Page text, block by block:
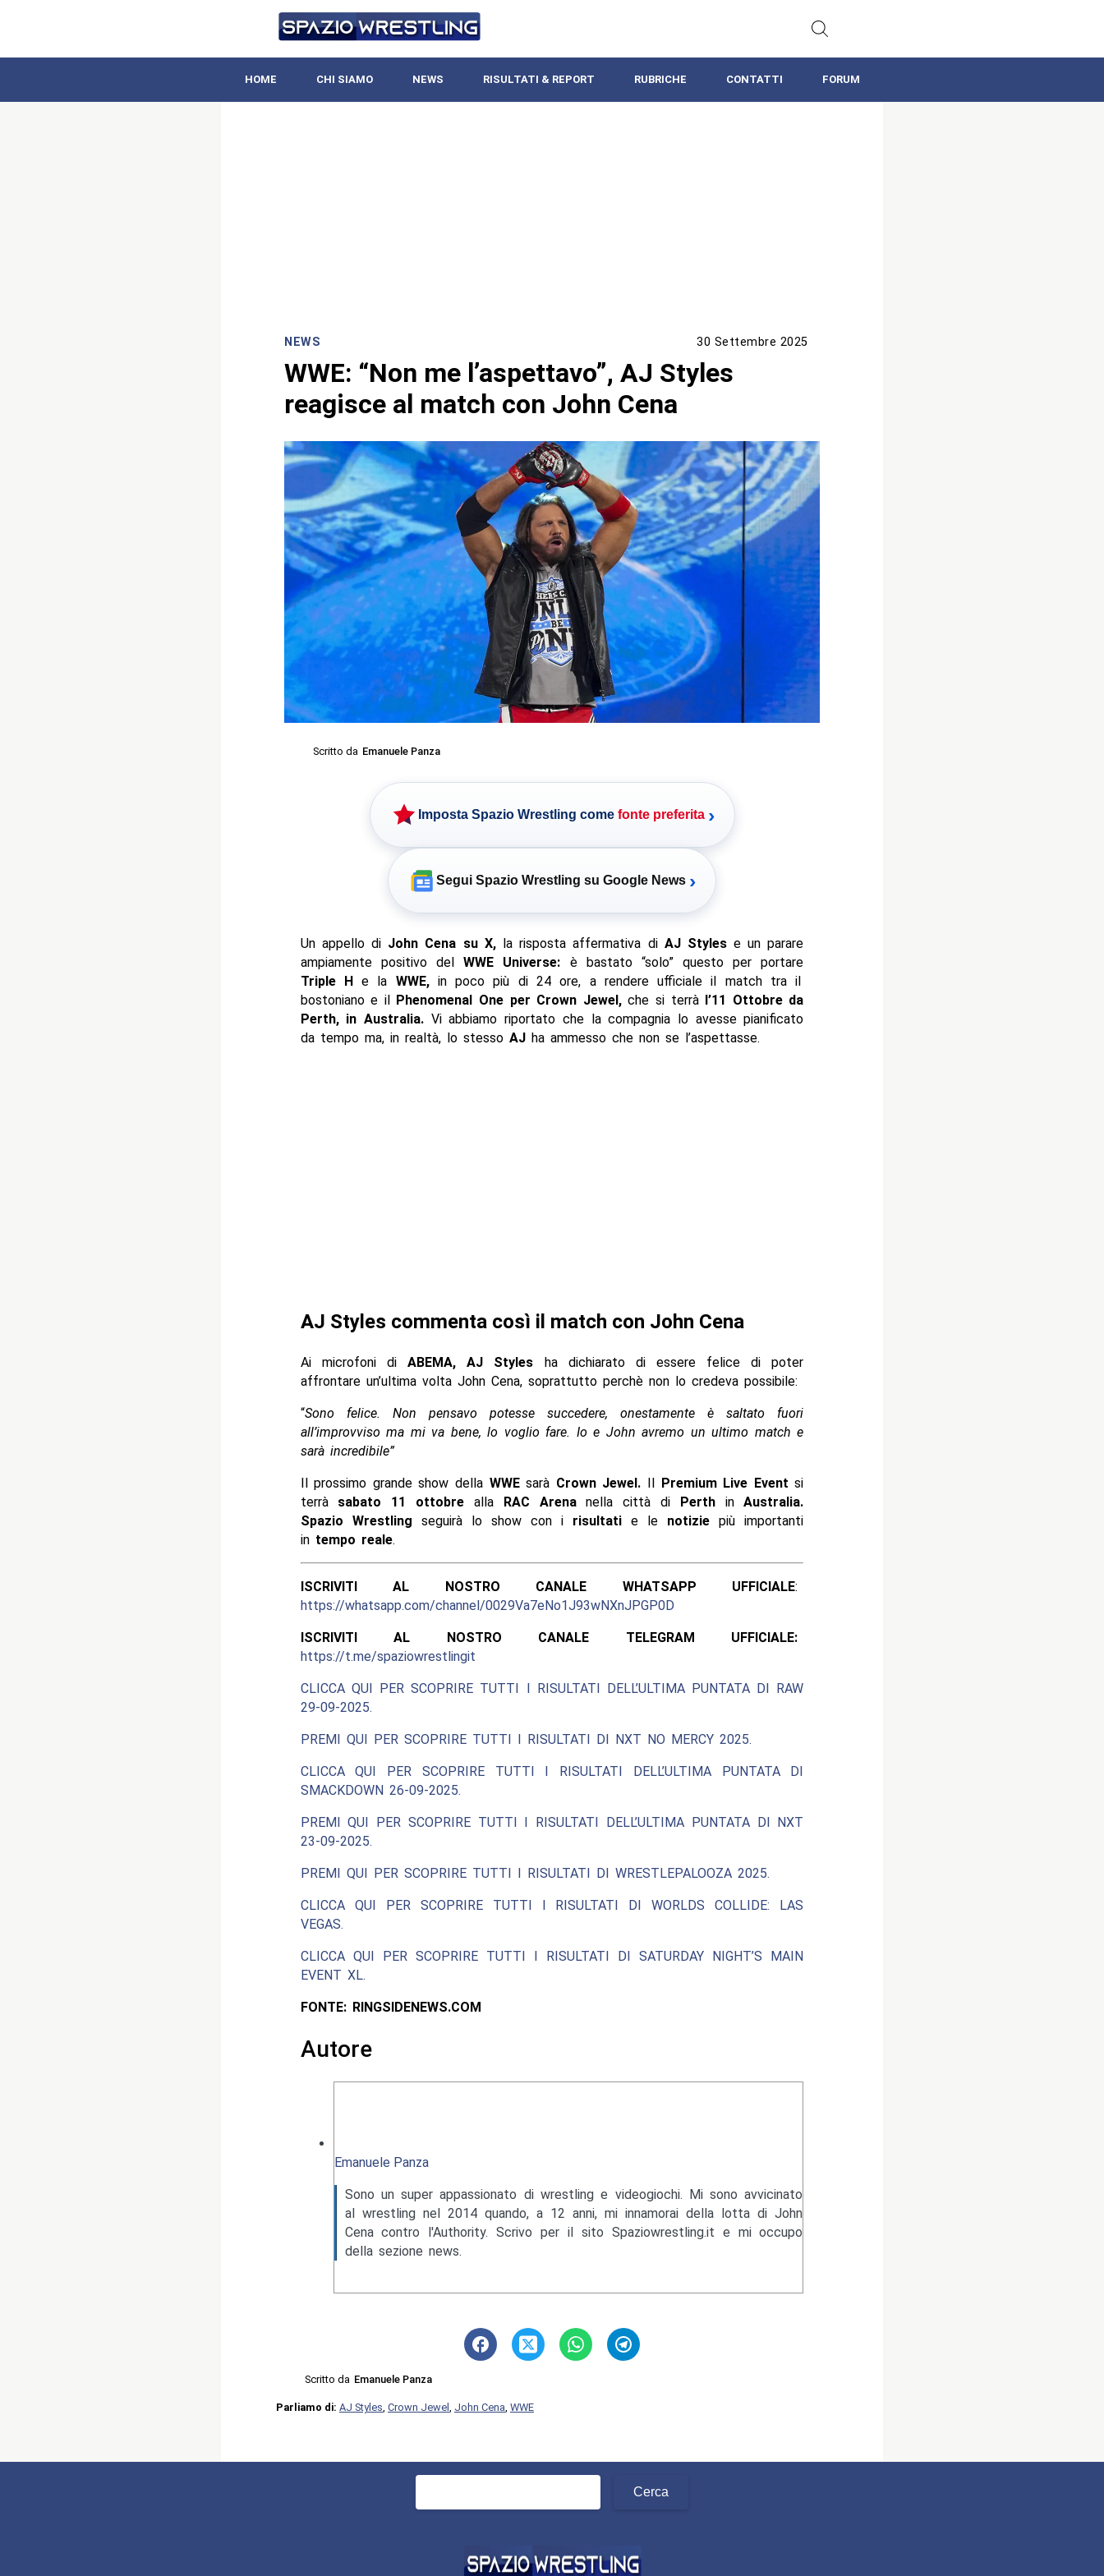
HOME CHI SIAMO NEWS RISULTATI & REPORT RUBRICHE CONTATTI FORUM
NEWS 30 Settembre 2025
WWE: “Non me l’aspettavo”, AJ Styles
reagisce al match con John Cena
Scritto da Emanuele Panza
Imposta Spazio Wrestling come fonte preferita ›
Segui Spazio Wrestling su Google News ›
Un appello di John Cena su X,la risposta affermativa di AJ Stylese un parare
ampiamente positivo delWWE Universe: è bastato “solo” questo per portare
Triple He la WWE,in poco più di 24 ore, a rendere ufficiale il match tra il
bostoniano e il Phenomenal One per Crown Jewel,che si terrà l’11 Ottobre da
Perth, in Australia.Vi abbiamo riportato che la compagnia lo avesse pianificato
da tempo ma, in realtà, lo stesso AJha ammesso che non se l’aspettasse.
AJ Styles commenta così il match con John Cena
Ai microfoni diABEMA, AJ Styles ha dichiarato di essere felice di poter
affrontare un’ultima volta John Cena, soprattutto perchè non lo credeva possibile:
“Sono felice. Non pensavo potesse succedere, onestamente è saltato fuori
all’improvviso ma mi va bene, lo voglio fare. Io e John avremo un ultimo match e
sarà incredibile”
Il prossimo grande show della WWEsarà Crown Jewel. Il Premium Live Event si
terrà sabato 11 ottobre alla RAC Arenanella città di PerthinAustralia.
Spazio Wrestling seguirà lo show con i risultati e le notizie più importanti
in tempo reale.
ISCRIVITI AL NOSTRO CANALE WHATSAPP UFFICIALE:
https://whatsapp.com/channel/0029Va7eNo1J93wNXnJPGP0D
ISCRIVITI AL NOSTRO CANALE TELEGRAM UFFICIALE:
https://t.me/spaziowrestlingit
CLICCA QUI PER SCOPRIRE TUTTI I RISULTATI DELL’ULTIMA PUNTATA DI RAW
29-09-2025.
PREMI QUI PER SCOPRIRE TUTTI I RISULTATI DI NXT NO MERCY 2025.
CLICCA QUI PER SCOPRIRE TUTTI I RISULTATI DELL’ULTIMA PUNTATA DI
SMACKDOWN 26-09-2025.
PREMI QUI PER SCOPRIRE TUTTI I RISULTATI DELL’ULTIMA PUNTATA DI NXT
23-09-2025.
PREMI QUI PER SCOPRIRE TUTTI I RISULTATI DI WRESTLEPALOOZA 2025.
CLICCA QUI PER SCOPRIRE TUTTI I RISULTATI DI WORLDS COLLIDE: LAS
VEGAS.
CLICCA QUI PER SCOPRIRE TUTTI I RISULTATI DI SATURDAY NIGHT’S MAIN
EVENT XL.
FONTE: RINGSIDENEWS.COM
Autore
Emanuele Panza
Sono un super appassionato di wrestling e videogiochi. Mi sono avvicinato
al wrestling nel 2014 quando, a 12 anni, mi innamorai della lotta di John
Cena contro l'Authority. Scrivo per il sito Spaziowrestling.it e mi occupo
della sezione news.
Scritto da Emanuele Panza
Parliamo di: AJ Styles Crown Jewel John Cena WWE
Ricerca